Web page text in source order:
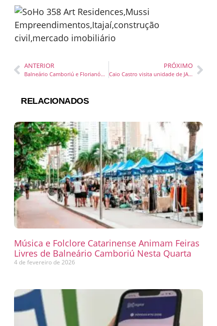
ANTERIOR
Balneário Camboriú e Florianópolis estão em lista de destinos favoritos para Natal e Ano novo, revela pesquisa da Booking.com
PRÓXIMO
Caio Castro visita unidade de JAH em Rio do Sul (SC) neste 20 de novembro e destaca potencial de crescimento da rede na região Sul
RELACIONADOS
Música e Folclore Catarinense Animam Feiras
Livres de Balneário Camboriú Nesta Quarta
4 de fevereiro de 2026